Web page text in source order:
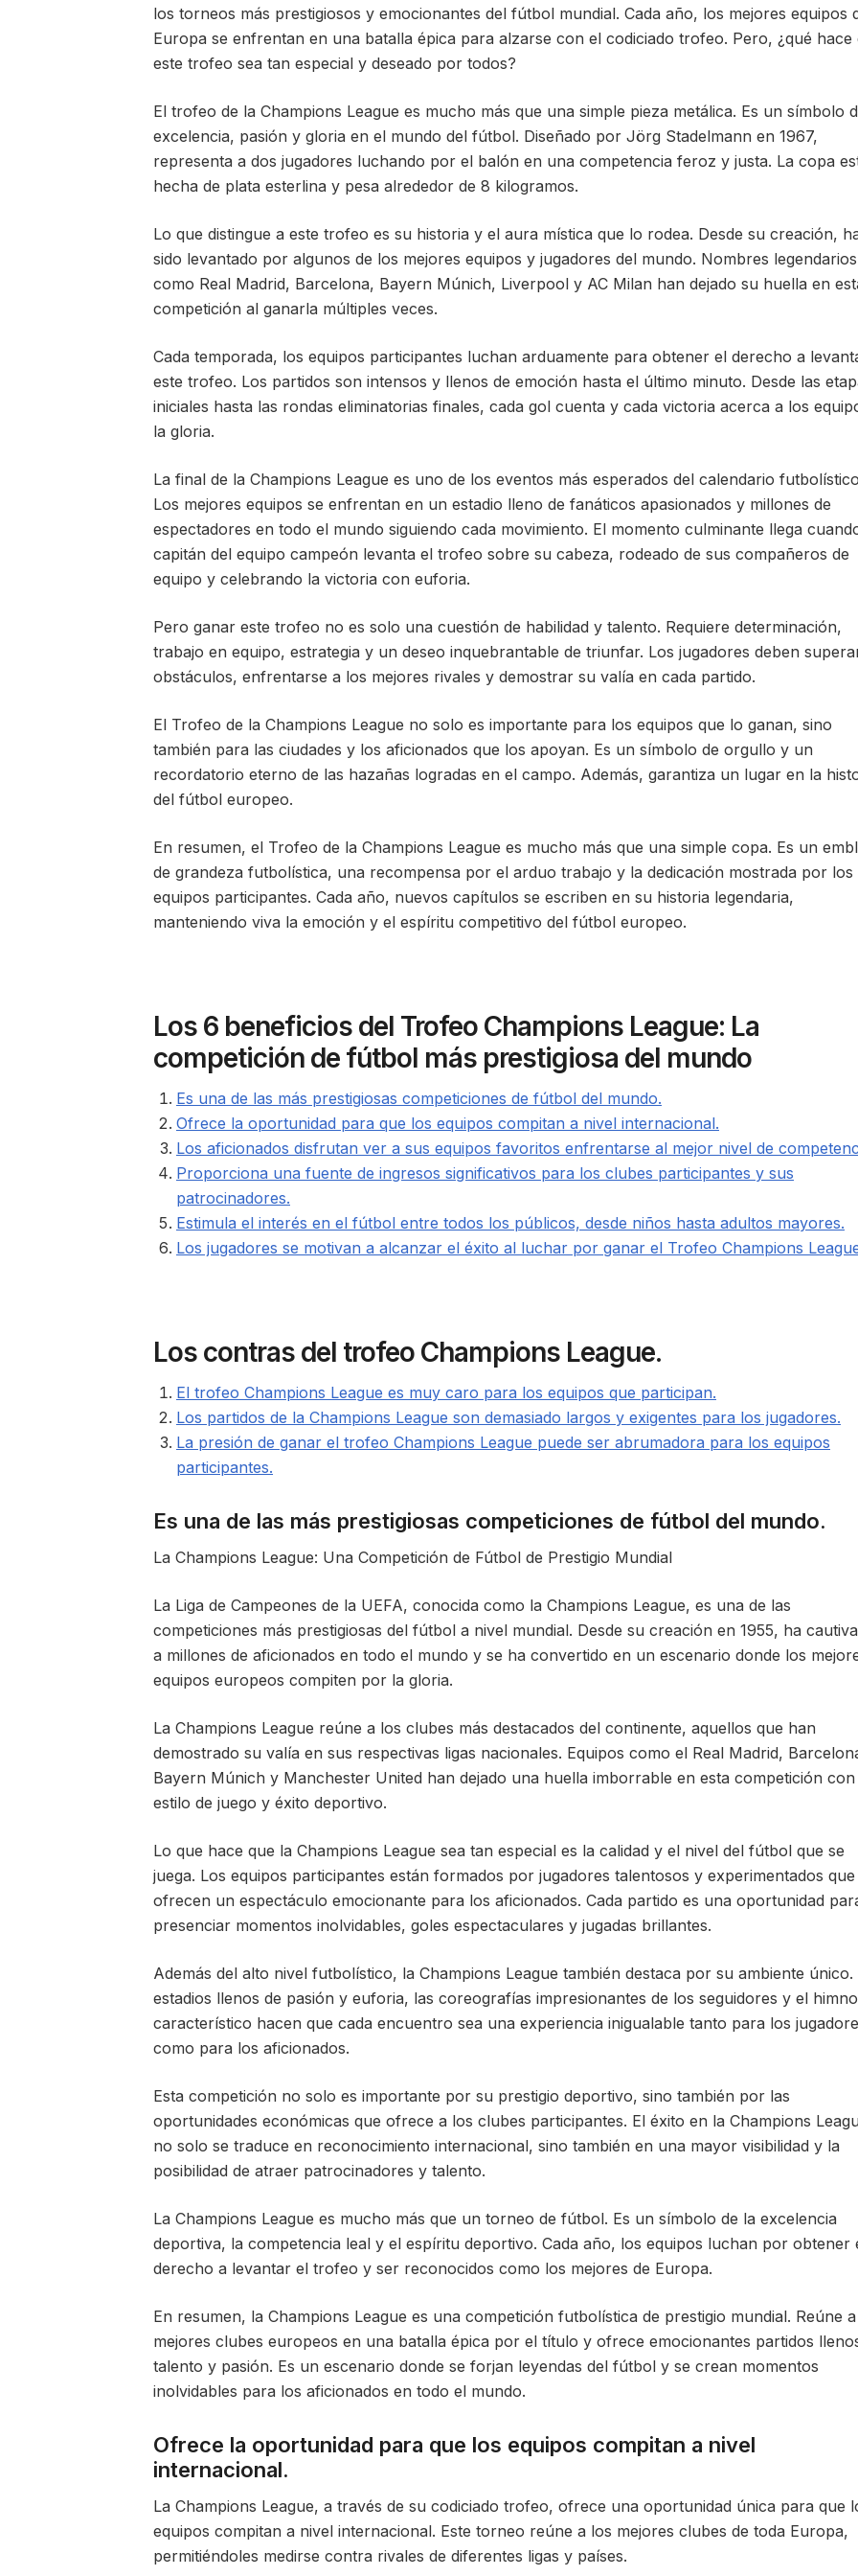
los torneos más prestigiosos y emocionantes del fútbol mundial. Cada año, los mejores equipos
Europa se enfrentan en una batalla épica para alzarse con el codiciado trofeo. Pero, ¿qué hace
este trofeo sea tan especial y deseado por todos?
El trofeo de la Champions League es mucho más que una simple pieza metálica. Es un símbolo
excelencia, pasión y gloria en el mundo del fútbol. Diseñado por Jörg Stadelmann en 1967,
representa a dos jugadores luchando por el balón en una competencia feroz y justa. La copa
hecha de plata esterlina y pesa alrededor de 8 kilogramos.
Lo que distingue a este trofeo es su historia y el aura mística que lo rodea. Desde su creación,
sido levantado por algunos de los mejores equipos y jugadores del mundo. Nombres legendarios
como Real Madrid, Barcelona, ​​Bayern Múnich, Liverpool y AC Milan han dejado su huella en
competición al ganarla múltiples veces.
Cada temporada, los equipos participantes luchan arduamente para obtener el derecho a
este trofeo. Los partidos son intensos y llenos de emoción hasta el último minuto. Desde las
iniciales hasta las rondas eliminatorias finales, cada gol cuenta y cada victoria acerca a los
la gloria.
La final de la Champions League es uno de los eventos más esperados del calendario
Los mejores equipos se enfrentan en un estadio lleno de fanáticos apasionados y millones de
espectadores en todo el mundo siguiendo cada movimiento. El momento culminante llega
capitán del equipo campeón levanta el trofeo sobre su cabeza, rodeado de sus compañeros de
equipo y celebrando la victoria con euforia.
Pero ganar este trofeo no es solo una cuestión de habilidad y talento. Requiere determinación,
trabajo en equipo, estrategia y un deseo inquebrantable de triunfar. Los jugadores deben
obstáculos, enfrentarse a los mejores rivales y demostrar su valía en cada partido.
El Trofeo de la Champions League no solo es importante para los equipos que lo ganan, sino
también para las ciudades y los aficionados que los apoyan. Es un símbolo de orgullo y un
recordatorio eterno de las hazañas logradas en el campo. Además, garantiza un lugar en la
del fútbol europeo.
En resumen, el Trofeo de la Champions League es mucho más que una simple copa. Es un
de grandeza futbolística, una recompensa por el arduo trabajo y la dedicación mostrada por los
equipos participantes. Cada año, nuevos capítulos se escriben en su historia legendaria,
manteniendo viva la emoción y el espíritu competitivo del fútbol europeo.
Los 6 beneficios del Trofeo Champions League: La
competición de fútbol más prestigiosa del mundo
Es una de las más prestigiosas competiciones de fútbol del mundo.
Ofrece la oportunidad para que los equipos compitan a nivel internacional.
Los aficionados disfrutan ver a sus equipos favoritos enfrentarse al mejor nivel de
Proporciona una fuente de ingresos significativos para los clubes participantes y sus
patrocinadores.
Estimula el interés en el fútbol entre todos los públicos, desde niños hasta adultos mayores.
Los jugadores se motivan a alcanzar el éxito al luchar por ganar el Trofeo Champions
Los contras del trofeo Champions League.
El trofeo Champions League es muy caro para los equipos que participan.
Los partidos de la Champions League son demasiado largos y exigentes para los jugadores.
La presión de ganar el trofeo Champions League puede ser abrumadora para los equipos
participantes.
Es una de las más prestigiosas competiciones de fútbol del mundo.
La Champions League: Una Competición de Fútbol de Prestigio Mundial
La Liga de Campeones de la UEFA, conocida como la Champions League, es una de las
competiciones más prestigiosas del fútbol a nivel mundial. Desde su creación en 1955, ha
a millones de aficionados en todo el mundo y se ha convertido en un escenario donde los
equipos europeos compiten por la gloria.
La Champions League reúne a los clubes más destacados del continente, aquellos que han
demostrado su valía en sus respectivas ligas nacionales. Equipos como el Real Madrid,
Bayern Múnich y Manchester United han dejado una huella imborrable en esta competición con
estilo de juego y éxito deportivo.
Lo que hace que la Champions League sea tan especial es la calidad y el nivel del fútbol que se
juega. Los equipos participantes están formados por jugadores talentosos y experimentados que
ofrecen un espectáculo emocionante para los aficionados. Cada partido es una oportunidad
presenciar momentos inolvidables, goles espectaculares y jugadas brillantes.
Además del alto nivel futbolístico, la Champions League también destaca por su ambiente único.
estadios llenos de pasión y euforia, las coreografías impresionantes de los seguidores y el himno
característico hacen que cada encuentro sea una experiencia inigualable tanto para los
como para los aficionados.
Esta competición no solo es importante por su prestigio deportivo, sino también por las
oportunidades económicas que ofrece a los clubes participantes. El éxito en la Champions
no solo se traduce en reconocimiento internacional, sino también en una mayor visibilidad y la
posibilidad de atraer patrocinadores y talento.
La Champions League es mucho más que un torneo de fútbol. Es un símbolo de la excelencia
deportiva, la competencia leal y el espíritu deportivo. Cada año, los equipos luchan por obtener
derecho a levantar el trofeo y ser reconocidos como los mejores de Europa.
En resumen, la Champions League es una competición futbolística de prestigio mundial. Reúne
mejores clubes europeos en una batalla épica por el título y ofrece emocionantes partidos
talento y pasión. Es un escenario donde se forjan leyendas del fútbol y se crean momentos
inolvidables para los aficionados en todo el mundo.
Ofrece la oportunidad para que los equipos compitan a nivel
internacional.
La Champions League, a través de su codiciado trofeo, ofrece una oportunidad única para que
equipos compitan a nivel internacional. Este torneo reúne a los mejores clubes de toda Europa,
permitiéndoles medirse contra rivales de diferentes ligas y países.